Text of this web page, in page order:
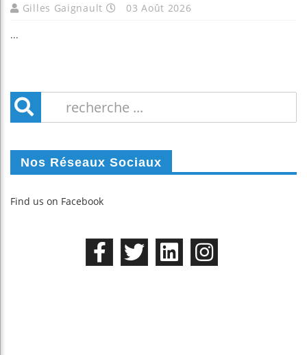
Gilles Gaignault 03 Août 2026
...
Nos Réseaux Sociaux
Find us on Facebook